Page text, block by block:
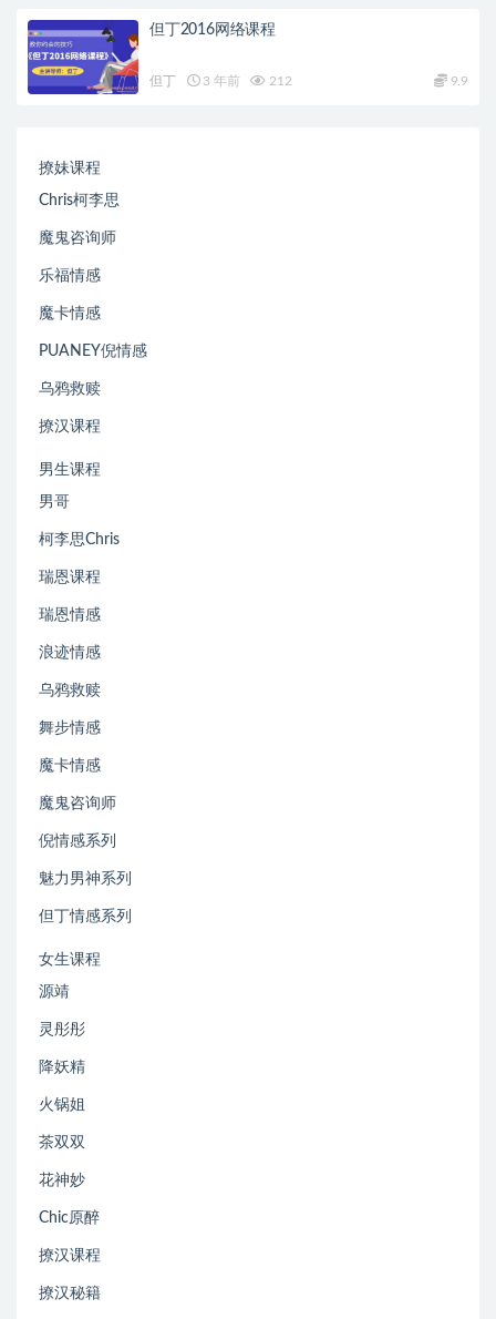
但丁2016网络课程
但丁 3 年前 212 9.9
撩妹课程
Chris柯李思
魔鬼咨询师
乐福情感
魔卡情感
PUANEY倪情感
乌鸦救赎
撩汉课程
男生课程
男哥
柯李思Chris
瑞恩课程
瑞恩情感
浪迹情感
乌鸦救赎
舞步情感
魔卡情感
魔鬼咨询师
倪情感系列
魅力男神系列
但丁情感系列
女生课程
源靖
灵彤彤
降妖精
火锅姐
茶双双
花神妙
Chic原醉
撩汉课程
撩汉秘籍